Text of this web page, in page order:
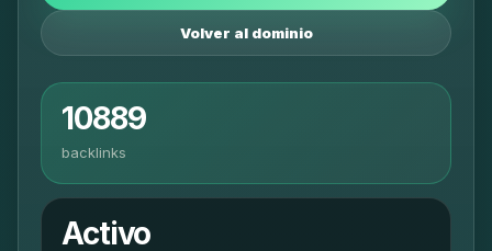
Volver al dominio
10889
backlinks
Activo